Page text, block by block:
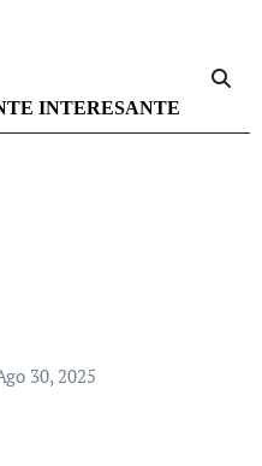
INTERESANTE
30, 2025